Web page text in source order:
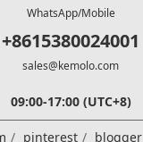
WhatsApp/Mobile
+8615380024001
sales@kemolo.com
09:00-17:00 (UTC+8)
pinterest blogger